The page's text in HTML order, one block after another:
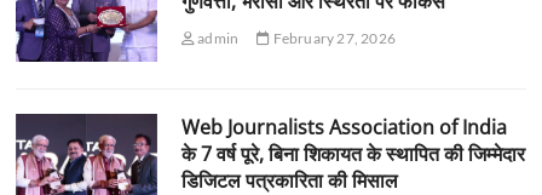
admin February 27, 2026
Web Journalists Association of India
के 7 वर्ष पूरे, बिना शिकायत के स्थापित की जिम्मेदार
डिजिटल पत्रकारिता की मिसाल